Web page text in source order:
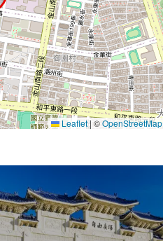
Leaflet| ©OpenStreetMap